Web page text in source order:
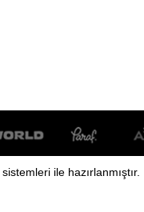
sistemleri ile hazırlanmıştır.